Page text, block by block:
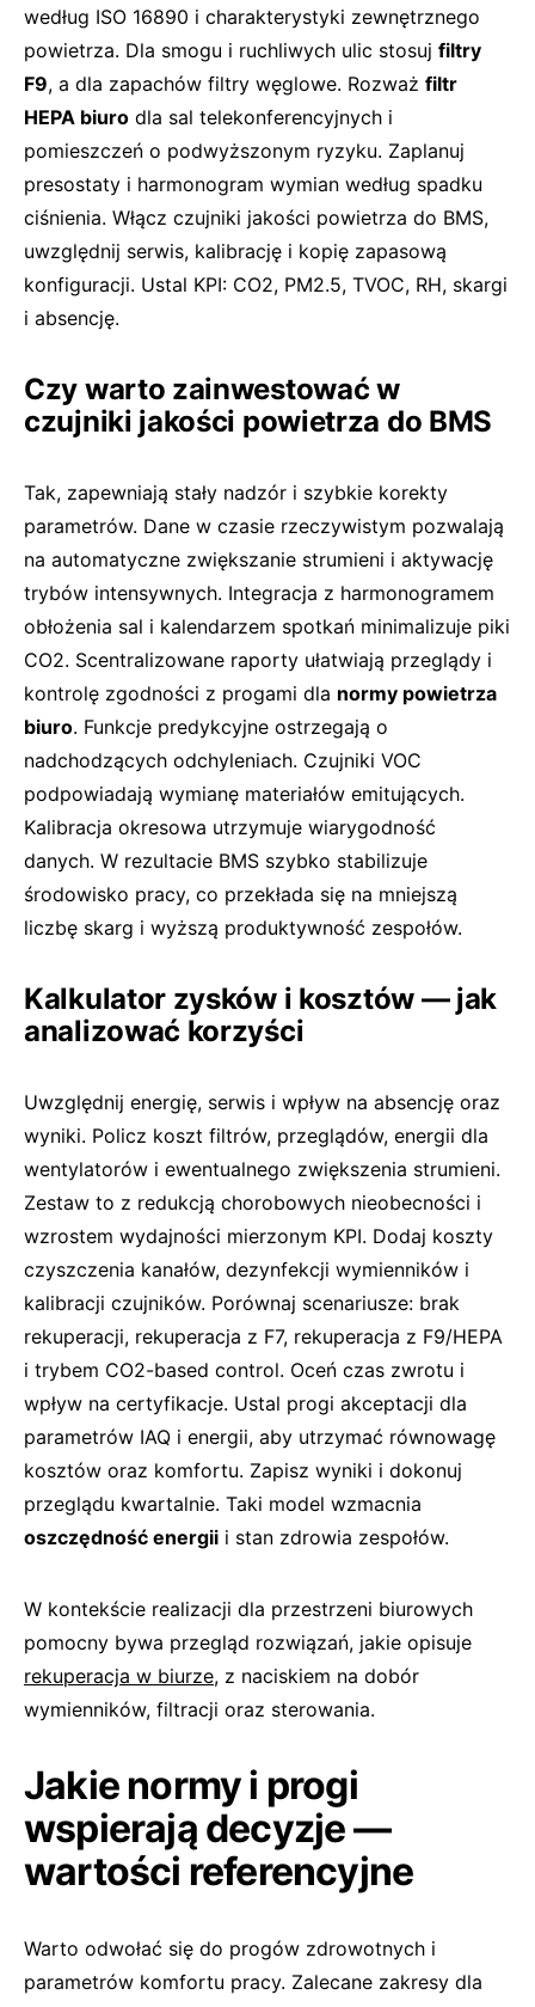
według ISO 16890 i charakterystyki zewnętrznego
powietrza. Dla smogu i ruchliwych ulic stosuj filtry
F9, a dla zapachów filtry węglowe. Rozważ filtr
HEPA biuro dla sal telekonferencyjnych i
pomieszczeń o podwyższonym ryzyku. Zaplanuj
presostaty i harmonogram wymian według spadku
ciśnienia. Włącz czujniki jakości powietrza do BMS,
uwzględnij serwis, kalibrację i kopię zapasową
konfiguracji. Ustal KPI: CO2, PM2.5, TVOC, RH, skargi
i absencję.
Czy warto zainwestować w
czujniki jakości powietrza do BMS
Tak, zapewniają stały nadzór i szybkie korekty
parametrów. Dane w czasie rzeczywistym pozwalają
na automatyczne zwiększanie strumieni i aktywację
trybów intensywnych. Integracja z harmonogramem
obłożenia sal i kalendarzem spotkań minimalizuje piki
CO2. Scentralizowane raporty ułatwiają przeglądy i
kontrolę zgodności z progami dla normy powietrza
biuro. Funkcje predykcyjne ostrzegają o
nadchodzących odchyleniach. Czujniki VOC
podpowiadają wymianę materiałów emitujących.
Kalibracja okresowa utrzymuje wiarygodność
danych. W rezultacie BMS szybko stabilizuje
środowisko pracy, co przekłada się na mniejszą
liczbę skarg i wyższą produktywność zespołów.
Kalkulator zysków i kosztów — jak
analizować korzyści
Uwzględnij energię, serwis i wpływ na absencję oraz
wyniki. Policz koszt filtrów, przeglądów, energii dla
wentylatorów i ewentualnego zwiększenia strumieni.
Zestaw to z redukcją chorobowych nieobecności i
wzrostem wydajności mierzonym KPI. Dodaj koszty
czyszczenia kanałów, dezynfekcji wymienników i
kalibracji czujników. Porównaj scenariusze: brak
rekuperacji, rekuperacja z F7, rekuperacja z F9/HEPA
i trybem CO2-based control. Oceń czas zwrotu i
wpływ na certyfikacje. Ustal progi akceptacji dla
parametrów IAQ i energii, aby utrzymać równowagę
kosztów oraz komfortu. Zapisz wyniki i dokonuj
przeglądu kwartalnie. Taki model wzmacnia
oszczędność energii i stan zdrowia zespołów.
W kontekście realizacji dla przestrzeni biurowych
pomocny bywa przegląd rozwiązań, jakie opisuje
rekuperacja w biurze, z naciskiem na dobór
wymienników, filtracji oraz sterowania.
Jakie normy i progi
wspierają decyzje —
wartości referencyjne
Warto odwołać się do progów zdrowotnych i
parametrów komfortu pracy. Zalecane zakresy dla